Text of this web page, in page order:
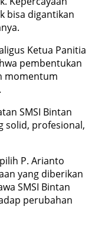
bisa digantikan
Ketua Panitia
pembentukan
momentum
SMSI Bintan
solid, profesional,
P. Arianto
yang diberikan
SMSI Bintan
perubahan